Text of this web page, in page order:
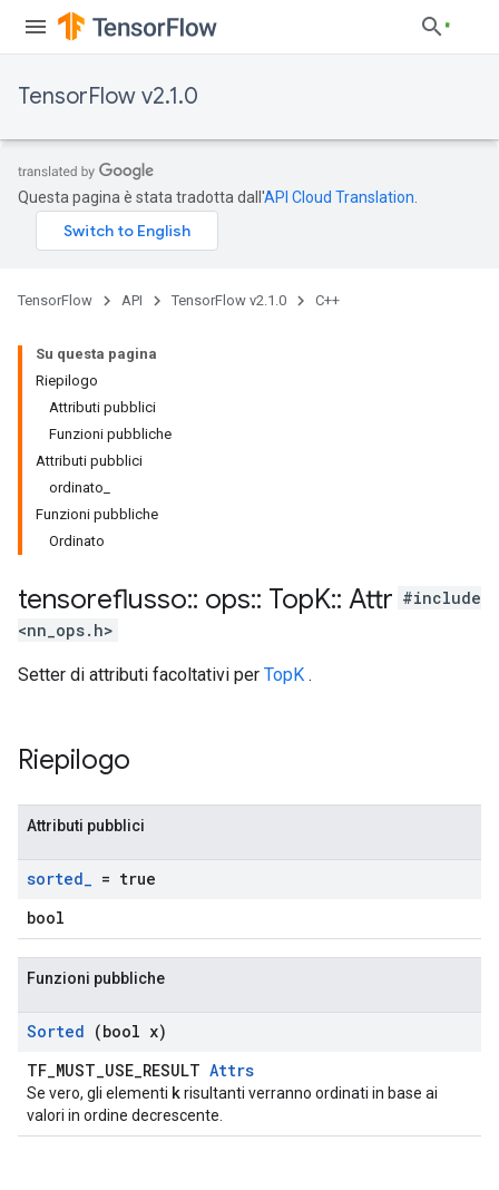
TensorFlow v2.1.0
Questa pagina è stata tradotta dall'API Cloud Translation
TensorFlow API TensorFlow v2.1.0 C++
Su questa pagina
Riepilogo
Attributi pubblici
Funzioni pubbliche
Attributi pubblici
ordinato_
Funzioni pubbliche
Ordinato
tensoreflusso:: ops:: TopK:: Attr #include
<nn_ops.h>
Setter di attributi facoltativi per TopK .
Riepilogo
Attributi pubblici
sorted_ = true
bool
Funzioni pubbliche
Sorted (bool x)
TF_MUST_USE_RESULT Attrs
Se vero, gli elementi krisultanti verranno ordinati in base ai
valori in ordine decrescente.